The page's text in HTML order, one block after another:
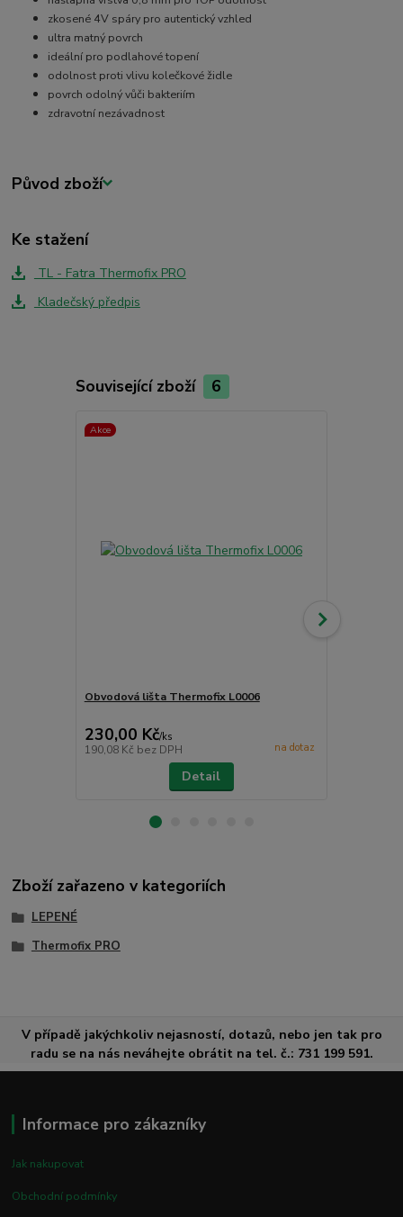
zkosené 4V spáry pro autentický vzhled
ultra matný povrch
ideální pro podlahové topení
odolnost proti vlivu kolečkové židle
povrch odolný vůči bakteriím
zdravotní nezávadnost
Původ zboží
Ke stažení
TL - Fatra Thermofix PRO
Kladečský předpis
Související zboží 6
Akce
Obvodová lišta Thermofix L0006
230,00 Kč/ks
190,08 Kč bez DPH na dotaz
Detail
Zboží zařazeno v kategoriích
LEPENÉ
Thermofix PRO
V případě jakýchkoliv nejasností, dotazů, nebo jen tak pro
radu se na nás neváhejte obrátit na tel. č.: 731 199 591.
Informace pro zákazníky
Jak nakupovat
Obchodní podmínky